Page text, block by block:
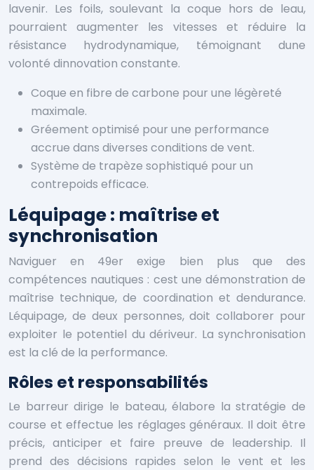
lavenir. Les foils, soulevant la coque hors de leau,
pourraient augmenter les vitesses et réduire la
résistance hydrodynamique, témoignant dune
volonté dinnovation constante.
Coque en fibre de carbone pour une légèreté
maximale.
Gréement optimisé pour une performance
accrue dans diverses conditions de vent.
Système de trapèze sophistiqué pour un
contrepoids efficace.
Léquipage : maîtrise et
synchronisation
Naviguer en 49er exige bien plus que des
compétences nautiques : cest une démonstration de
maîtrise technique, de coordination et dendurance.
Léquipage, de deux personnes, doit collaborer pour
exploiter le potentiel du dériveur. La synchronisation
est la clé de la performance.
Rôles et responsabilités
Le barreur dirige le bateau, élabore la stratégie de
course et effectue les réglages généraux. Il doit être
précis, anticiper et faire preuve de leadership. Il
prend des décisions rapides selon le vent et les